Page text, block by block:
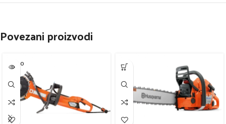
Povezani proizvodi
SOLD O
UT